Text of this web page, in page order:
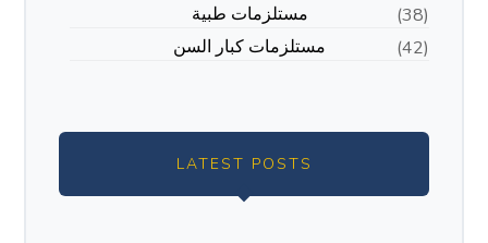
مستلزمات طبية
(38)
مستلزمات كبار السن
(42)
LATEST POSTS